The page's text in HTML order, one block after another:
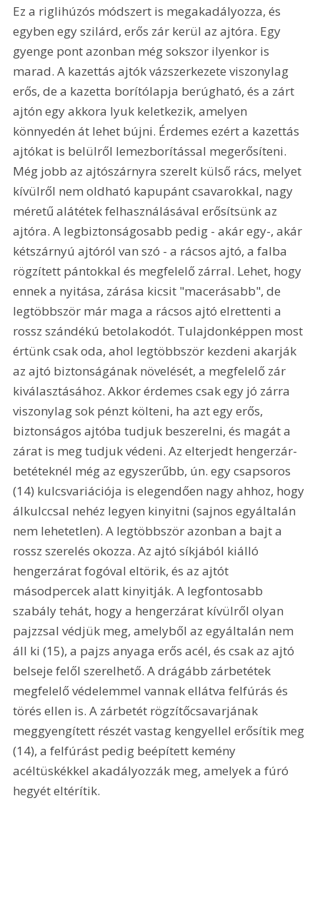
Ez a riglihúzós módszert is megakadályozza, és
egyben egy szilárd, erős zár kerül az ajtóra. Egy
gyenge pont azonban még sokszor ilyenkor is
marad. A kazettás ajtók vázszerkezete viszonylag
erős, de a kazetta borítólapja berúgható, és a zárt
ajtón egy akkora lyuk keletkezik, amelyen
könnyedén át lehet bújni. Érdemes ezért a kazettás
ajtókat is belülről lemezborítással megerősíteni.
Még jobb az ajtószárnyra szerelt külső rács, melyet
kívülről nem oldható kapupánt csavarokkal, nagy
méretű alátétek felhasználásával erősítsünk az
ajtóra. A legbiztonságosabb pedig - akár egy-, akár
kétszárnyú ajtóról van szó - a rácsos ajtó, a falba
rögzített pántokkal és megfelelő zárral. Lehet, hogy
ennek a nyitása, zárása kicsit "macerásabb", de
legtöbbször már maga a rácsos ajtó elrettenti a
rossz szándékú betolakodót. Tulajdonképpen most
értünk csak oda, ahol legtöbbször kezdeni akarják
az ajtó biztonságának növelését, a megfelelő zár
kiválasztásához. Akkor érdemes csak egy jó zárra
viszonylag sok pénzt költeni, ha azt egy erős,
biztonságos ajtóba tudjuk beszerelni, és magát a
zárat is meg tudjuk védeni. Az elterjedt hengerzár-
betéteknél még az egyszerűbb, ún. egy csapsoros
(14) kulcsvariációja is elegendően nagy ahhoz, hogy
álkulccsal nehéz legyen kinyitni (sajnos egyáltalán
nem lehetetlen). A legtöbbször azonban a bajt a
rossz szerelés okozza. Az ajtó síkjából kiálló
hengerzárat fogóval eltörik, és az ajtót
másodpercek alatt kinyitják. A legfontosabb
szabály tehát, hogy a hengerzárat kívülről olyan
pajzzsal védjük meg, amelyből az egyáltalán nem
áll ki (15), a pajzs anyaga erős acél, és csak az ajtó
belseje felől szerelhető. A drágább zárbetétek
megfelelő védelemmel vannak ellátva felfúrás és
törés ellen is. A zárbetét rögzítőcsavarjának
meggyengített részét vastag kengyellel erősítik meg
(14), a felfúrást pedig beépített kemény
acéltüskékkel akadályozzák meg, amelyek a fúró
hegyét eltérítik.